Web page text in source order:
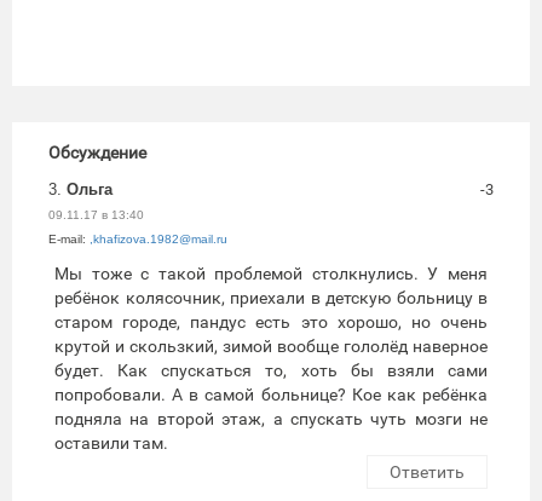
Обсуждение
3. Ольга
09.11.17 в 13:40
E-mail:
,khafizova.1982@mail.ru
-3
Мы тоже с такой проблемой столкнулись. У меня
ребёнок колясочник, приехали в детскую больницу в
старом городе, пандус есть это хорошо, но очень
крутой и скользкий, зимой вообще гололёд наверное
будет. Как спускаться то, хоть бы взяли сами
попробовали. А в самой больнице? Кое как ребёнка
подняла на второй этаж, а спускать чуть мозги не
оставили там.
Ответить